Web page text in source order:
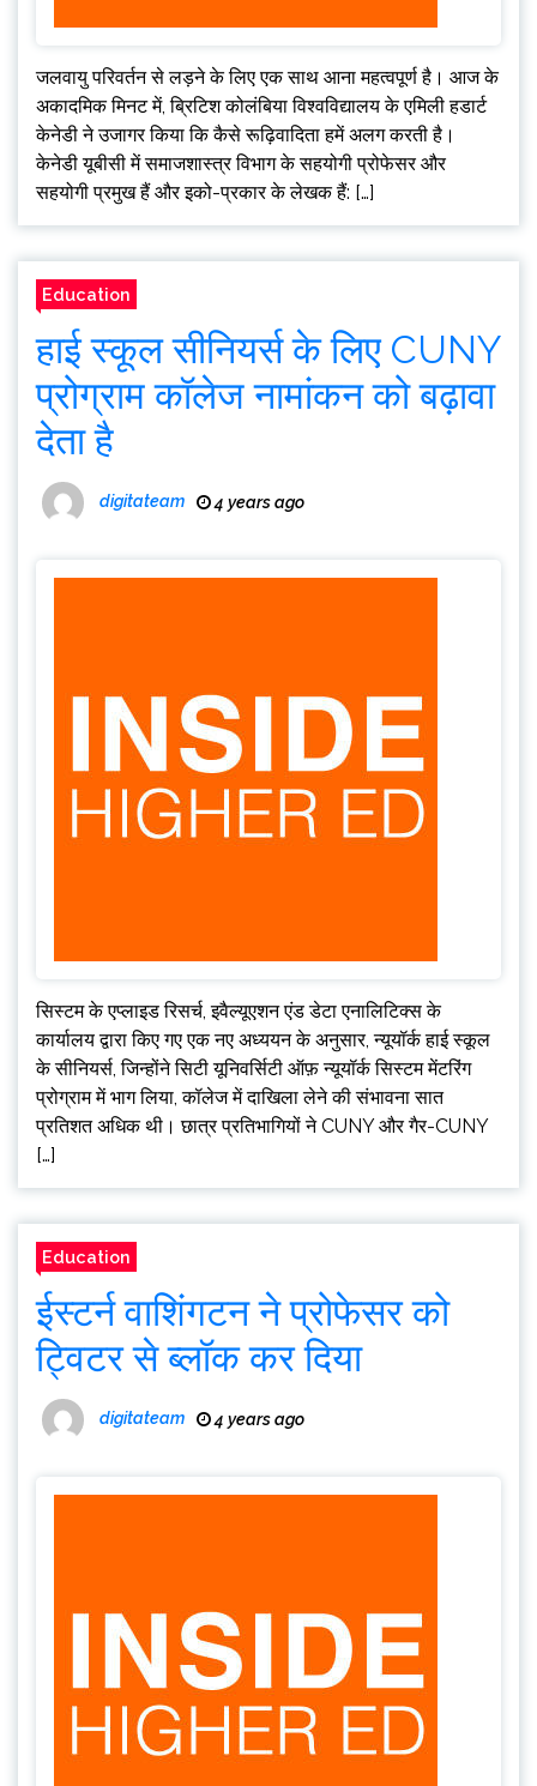
जलवायु परिवर्तन से लड़ने के लिए एक साथ आना महत्वपूर्ण है। आज के
अकादमिक मिनट में, ब्रिटिश कोलंबिया विश्वविद्यालय के एमिली हडार्ट
केनेडी ने उजागर किया कि कैसे रूढ़िवादिता हमें अलग करती है।
केनेडी यूबीसी में समाजशास्त्र विभाग के सहयोगी प्रोफेसर और
सहयोगी प्रमुख हैं और इको-प्रकार के लेखक हैं: […]
Education
हाई स्कूल सीनियर्स के लिए CUNY
प्रोग्राम कॉलेज नामांकन को बढ़ावा
देता है
digitateam 4 years ago
सिस्टम के एप्लाइड रिसर्च, इवैल्यूएशन एंड डेटा एनालिटिक्स के
कार्यालय द्वारा किए गए एक नए अध्ययन के अनुसार, न्यूयॉर्क हाई स्कूल
के सीनियर्स, जिन्होंने सिटी यूनिवर्सिटी ऑफ़ न्यूयॉर्क सिस्टम मेंटरिंग
प्रोग्राम में भाग लिया, कॉलेज में दाखिला लेने की संभावना सात
प्रतिशत अधिक थी। छात्र प्रतिभागियों ने CUNY और गैर-CUNY
[…]
Education
ईस्टर्न वाशिंगटन ने प्रोफेसर को
ट्विटर से ब्लॉक कर दिया
digitateam 4 years ago